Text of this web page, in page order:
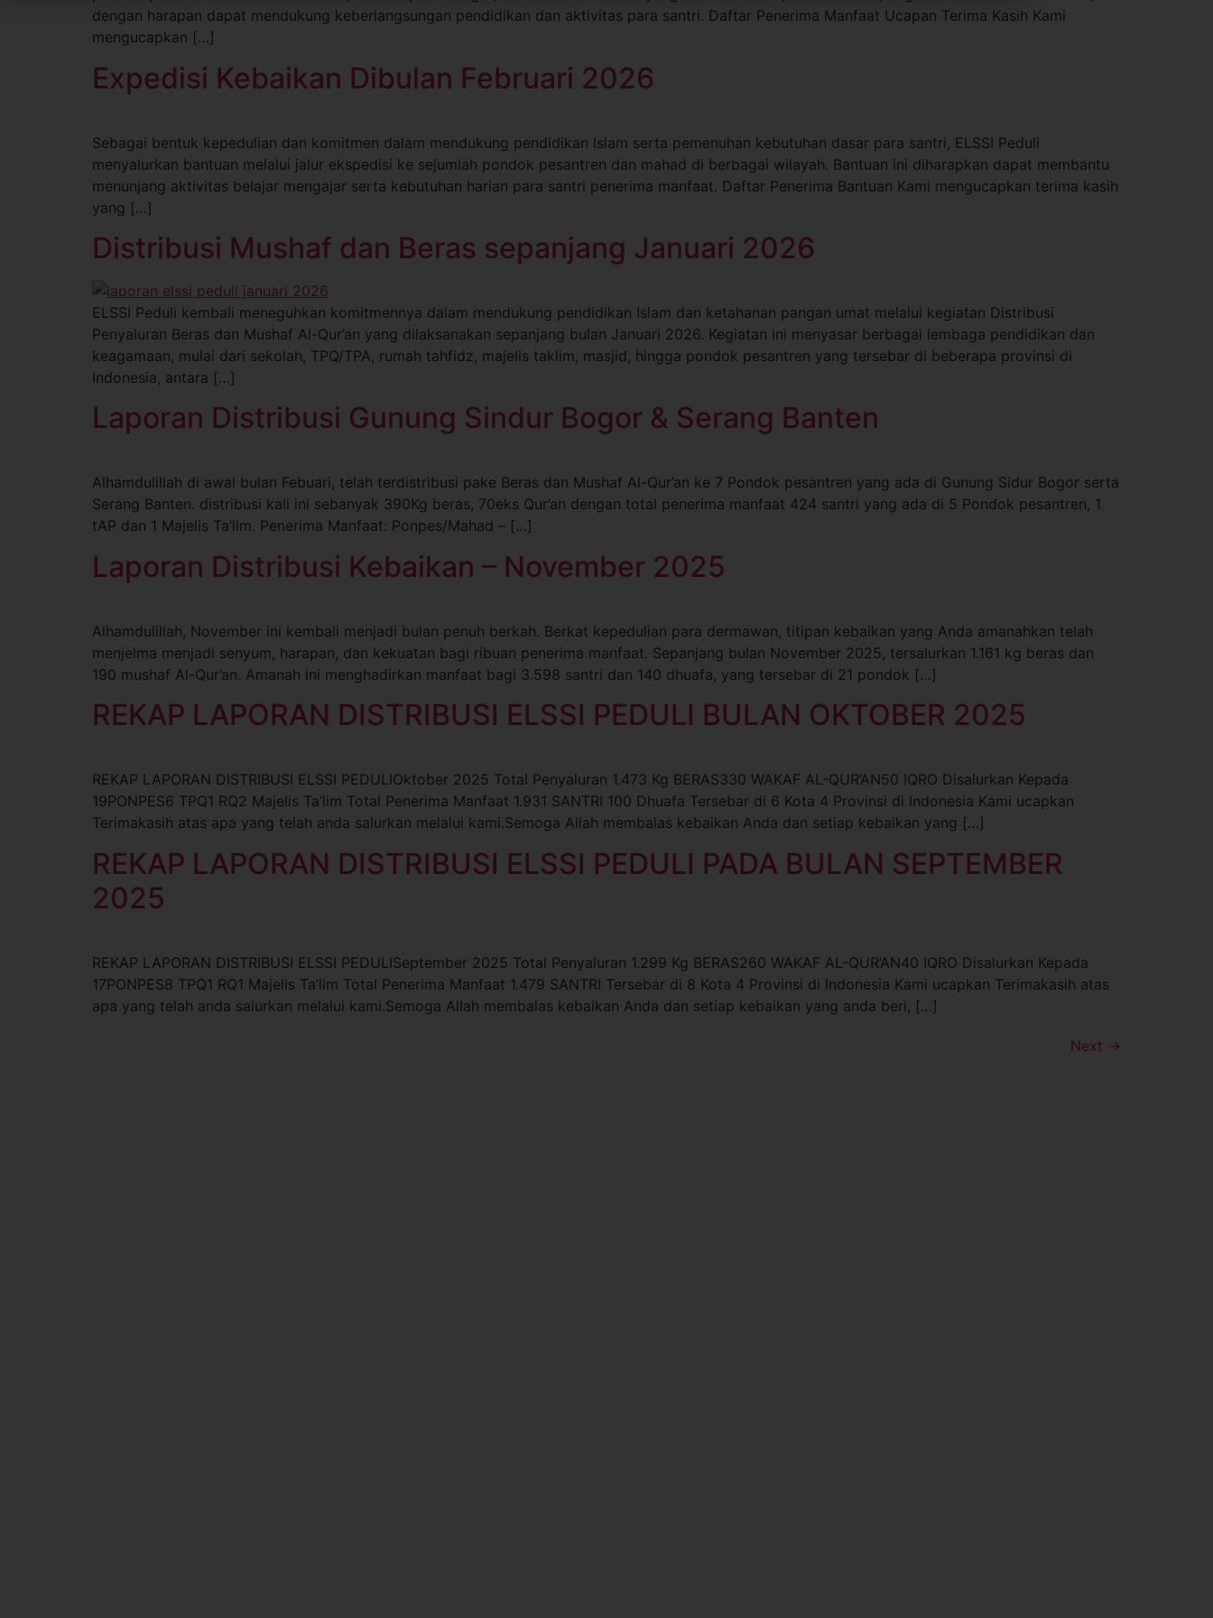
dengan harapan dapat mendukung keberlangsungan pendidikan dan aktivitas para santri. Daftar Penerima Manfaat Ucapan Terima Kasih Kami
mengucapkan […]
Expedisi Kebaikan Dibulan Februari 2026
Sebagai bentuk kepedulian dan komitmen dalam mendukung pendidikan Islam serta pemenuhan kebutuhan dasar para santri, ELSSI Peduli
menyalurkan bantuan melalui jalur ekspedisi ke sejumlah pondok pesantren dan mahad di berbagai wilayah. Bantuan ini diharapkan dapat membantu
menunjang aktivitas belajar mengajar serta kebutuhan harian para santri penerima manfaat. Daftar Penerima Bantuan Kami mengucapkan terima kasih
yang […]
Distribusi Mushaf dan Beras sepanjang Januari 2026
ELSSI Peduli kembali meneguhkan komitmennya dalam mendukung pendidikan Islam dan ketahanan pangan umat melalui kegiatan Distribusi
Penyaluran Beras dan Mushaf Al-Qur’an yang dilaksanakan sepanjang bulan Januari 2026. Kegiatan ini menyasar berbagai lembaga pendidikan dan
keagamaan, mulai dari sekolah, TPQ/TPA, rumah tahfidz, majelis taklim, masjid, hingga pondok pesantren yang tersebar di beberapa provinsi di
Indonesia, antara […]
Laporan Distribusi Gunung Sindur Bogor & Serang Banten
Alhamdulillah di awal bulan Febuari, telah terdistribusi pake Beras dan Mushaf Al-Qur’an ke 7 Pondok pesantren yang ada di Gunung Sidur Bogor serta
Serang Banten. distribusi kali ini sebanyak 390Kg beras, 70eks Qur’an dengan total penerima manfaat 424 santri yang ada di 5 Pondok pesantren, 1
tAP dan 1 Majelis Ta’lim. Penerima Manfaat: Ponpes/Mahad – […]
Laporan Distribusi Kebaikan – November 2025
Alhamdulillah, November ini kembali menjadi bulan penuh berkah. Berkat kepedulian para dermawan, titipan kebaikan yang Anda amanahkan telah
menjelma menjadi senyum, harapan, dan kekuatan bagi ribuan penerima manfaat. Sepanjang bulan November 2025, tersalurkan 1.161 kg beras dan
190 mushaf Al-Qur’an. Amanah ini menghadirkan manfaat bagi 3.598 santri dan 140 dhuafa, yang tersebar di 21 pondok […]
REKAP LAPORAN DISTRIBUSI ELSSI PEDULI BULAN OKTOBER 2025
REKAP LAPORAN DISTRIBUSI ELSSI PEDULIOktober 2025 Total Penyaluran 1.473 Kg BERAS330 WAKAF AL-QUR’AN50 IQRO Disalurkan Kepada
19PONPES6 TPQ1 RQ2 Majelis Ta’lim Total Penerima Manfaat 1.931 SANTRI 100 Dhuafa Tersebar di 6 Kota 4 Provinsi di Indonesia Kami ucapkan
Terimakasih atas apa yang telah anda salurkan melalui kami.Semoga Allah membalas kebaikan Anda dan setiap kebaikan yang […]
REKAP LAPORAN DISTRIBUSI ELSSI PEDULI PADA BULAN SEPTEMBER
2025
REKAP LAPORAN DISTRIBUSI ELSSI PEDULISeptember 2025 Total Penyaluran 1.299 Kg BERAS260 WAKAF AL-QUR’AN40 IQRO Disalurkan Kepada
17PONPES8 TPQ1 RQ1 Majelis Ta’lim Total Penerima Manfaat 1.479 SANTRI Tersebar di 8 Kota 4 Provinsi di Indonesia Kami ucapkan Terimakasih atas
apa yang telah anda salurkan melalui kami.Semoga Allah membalas kebaikan Anda dan setiap kebaikan yang anda beri, […]
Next →